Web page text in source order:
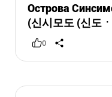
Острова
(신시모도 (신도
0